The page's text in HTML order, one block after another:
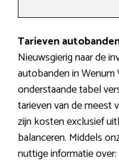
Tarieven
Nieuwsgierig naar de
autobanden in
onderstaande tabel
tarieven van de meest
zijn kosten exclusief
balanceren. Middels
nuttige informatie over: